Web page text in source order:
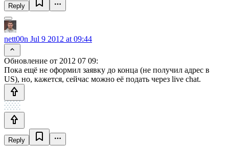
Reply
nett00n Jul 9 2012 at 09:44
Обновление от 2012 07 09:
Пока ещё не оформил заявку до конца (не получил адрес в
US), но, кажется, сейчас можно её подать через live chat.
Reply